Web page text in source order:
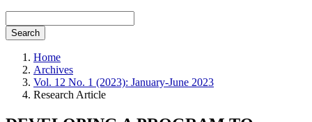
Search
Home
Archives
Vol. 12 No. 1 (2023): January-June 2023
Research Article